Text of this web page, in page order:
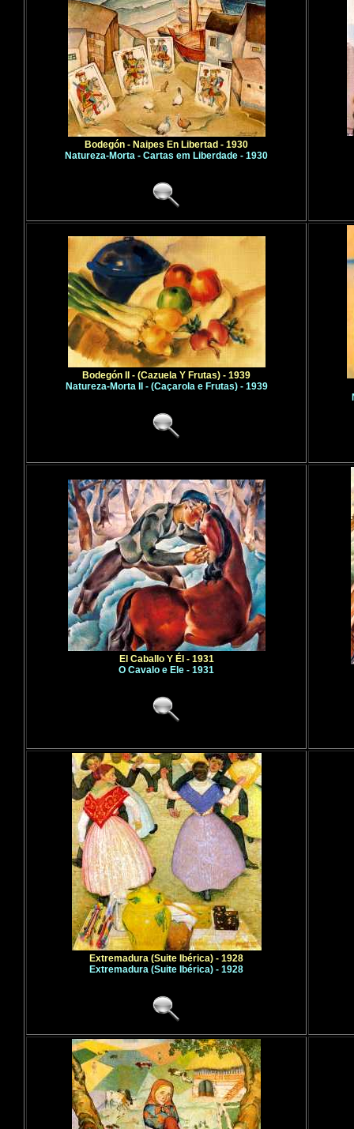
Bodegón - Naipes En Libertad - 1930
Natureza-Morta - Cartas em Liberdade - 1930
Bodegón II - (Cazuela Y Frutas) - 1939
Natureza-Morta II - (Caçarola e Frutas) - 1939
El Caballo Y Él - 1931
O Cavalo e Ele - 1931
Extremadura (Suite Ibérica) - 1928
Extremadura (Suite Ibérica) - 1928